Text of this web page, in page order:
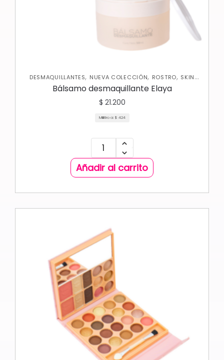
DESMAQUILLANTES, NUEVA COLECCIÓN, ROSTRO, SKIN
CARE FACIAL
Bálsamo desmaquillante Elaya
$ 21.200
Mililitro a: $ 424
Añadir al carrito